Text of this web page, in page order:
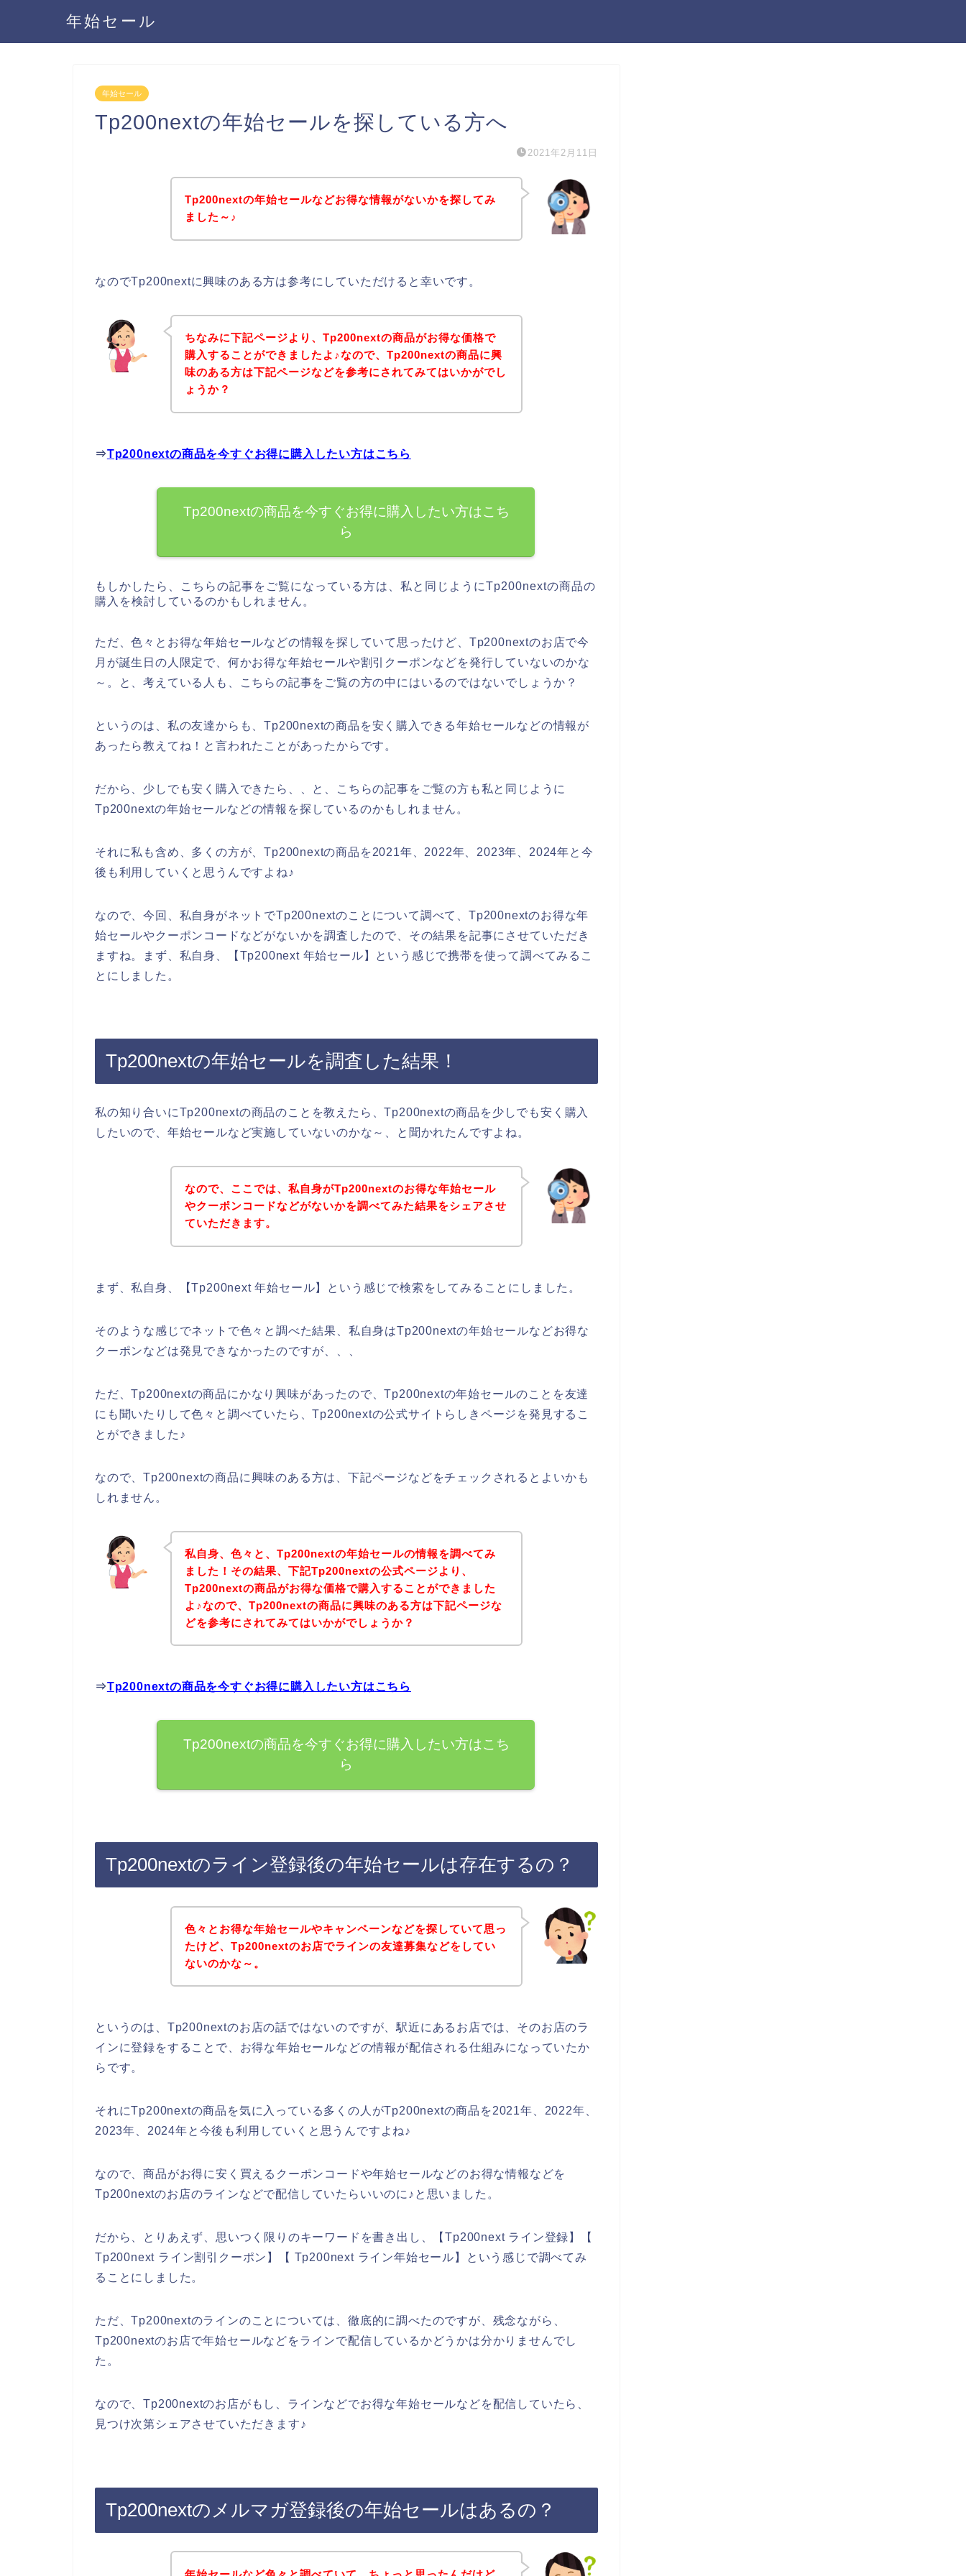
年始セール
年始セール
Tp200nextの年始セールを探している方へ
2021年2月11日
Tp200nextの年始セールなどお得な情報がないかを探してみ
ました～♪
なのでTp200nextに興味のある方は参考にしていただけると幸いです。
ちなみに下記ページより、Tp200nextの商品がお得な価格で
購入することができましたよ♪なので、Tp200nextの商品に興
味のある方は下記ページなどを参考にされてみてはいかがでし
ょうか？
⇒Tp200nextの商品を今すぐお得に購入したい方はこちら
Tp200nextの商品を今すぐお得に購入したい方はこち
ら
もしかしたら、こちらの記事をご覧になっている方は、私と同じようにTp200nextの商品の
購入を検討しているのかもしれません。
ただ、色々とお得な年始セールなどの情報を探していて思ったけど、Tp200nextのお店で今
月が誕生日の人限定で、何かお得な年始セールや割引クーポンなどを発行していないのかな
～。と、考えている人も、こちらの記事をご覧の方の中にはいるのではないでしょうか？
というのは、私の友達からも、Tp200nextの商品を安く購入できる年始セールなどの情報が
あったら教えてね！と言われたことがあったからです。
だから、少しでも安く購入できたら、、と、こちらの記事をご覧の方も私と同じように
Tp200nextの年始セールなどの情報を探しているのかもしれません。
それに私も含め、多くの方が、Tp200nextの商品を2021年、2022年、2023年、2024年と今
後も利用していくと思うんですよね♪
なので、今回、私自身がネットでTp200nextのことについて調べて、Tp200nextのお得な年
始セールやクーポンコードなどがないかを調査したので、その結果を記事にさせていただき
ますね。まず、私自身、【Tp200next 年始セール】という感じで携帯を使って調べてみるこ
とにしました。
Tp200nextの年始セールを調査した結果！
私の知り合いにTp200nextの商品のことを教えたら、Tp200nextの商品を少しでも安く購入
したいので、年始セールなど実施していないのかな～、と聞かれたんですよね。
なので、ここでは、私自身がTp200nextのお得な年始セール
やクーポンコードなどがないかを調べてみた結果をシェアさせ
ていただきます。
まず、私自身、【Tp200next 年始セール】という感じで検索をしてみることにしました。
そのような感じでネットで色々と調べた結果、私自身はTp200nextの年始セールなどお得な
クーポンなどは発見できなかったのですが、、、
ただ、Tp200nextの商品にかなり興味があったので、Tp200nextの年始セールのことを友達
にも聞いたりして色々と調べていたら、Tp200nextの公式サイトらしきページを発見するこ
とができました♪
なので、Tp200nextの商品に興味のある方は、下記ページなどをチェックされるとよいかも
しれません。
私自身、色々と、Tp200nextの年始セールの情報を調べてみ
ました！その結果、下記Tp200nextの公式ページより、
Tp200nextの商品がお得な価格で購入することができました
よ♪なので、Tp200nextの商品に興味のある方は下記ページな
どを参考にされてみてはいかがでしょうか？
⇒Tp200nextの商品を今すぐお得に購入したい方はこちら
Tp200nextの商品を今すぐお得に購入したい方はこち
ら
Tp200nextのライン登録後の年始セールは存在するの？
色々とお得な年始セールやキャンペーンなどを探していて思っ
たけど、Tp200nextのお店でラインの友達募集などをしてい
ないのかな～。
というのは、Tp200nextのお店の話ではないのですが、駅近にあるお店では、そのお店のラ
インに登録をすることで、お得な年始セールなどの情報が配信される仕組みになっていたか
らです。
それにTp200nextの商品を気に入っている多くの人がTp200nextの商品を2021年、2022年、
2023年、2024年と今後も利用していくと思うんですよね♪
なので、商品がお得に安く買えるクーポンコードや年始セールなどのお得な情報などを
Tp200nextのお店のラインなどで配信していたらいいのに♪と思いました。
だから、とりあえず、思いつく限りのキーワードを書き出し、【Tp200next ライン登録】【
Tp200next ライン割引クーポン】【 Tp200next ライン年始セール】という感じで調べてみ
ることにしました。
ただ、Tp200nextのラインのことについては、徹底的に調べたのですが、残念ながら、
Tp200nextのお店で年始セールなどをラインで配信しているかどうかは分かりませんでし
た。
なので、Tp200nextのお店がもし、ラインなどでお得な年始セールなどを配信していたら、
見つけ次第シェアさせていただきます♪
Tp200nextのメルマガ登録後の年始セールはあるの？